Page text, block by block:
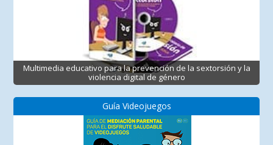
Multimedia educativo para la prevención de la sextorsión y la
violencia digital de género
Guía Videojuegos